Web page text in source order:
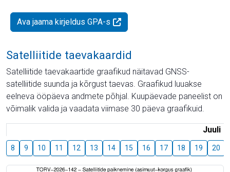
Ava jaama kirjeldus GPA-s
Satelliitide taevakaardid
Satelliitide taevakaartide graafikud näitavad GNSS-
satelliitide suunda ja kõrgust taevas. Graafikud luuakse
eelneva ööpäeva andmete põhjal. Kuupäevade paneelist on
võimalik valida ja vaadata viimase 30 päeva graafikuid.
Juuli
8 9 10 11 12 13 14 15 16 17 18 19 20